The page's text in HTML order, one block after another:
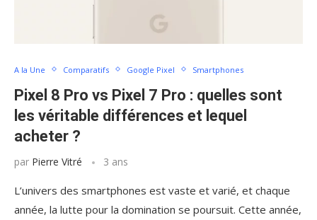
A la Une Comparatifs Google Pixel Smartphones
Pixel 8 Pro vs Pixel 7 Pro : quelles sont
les véritable différences et lequel
acheter ?
par Pierre Vitré 3 ans
L’univers des smartphones est vaste et varié, et chaque
année, la lutte pour la domination se poursuit. Cette année,